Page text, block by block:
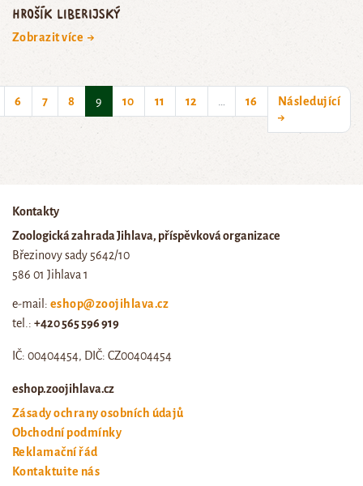
hrošík liberijský
Zobrazit více →
6 7 8 9(current)
10 11 12 16
Následující
→
Kontakty
Zoologická zahrada Jihlava, příspěvková organizace
Březinovy sady 5642/10
586 01 Jihlava 1
e-mail: eshop@zoojihlava.cz
tel.: +420 565 596 919
IČ: 00404454, DIČ: CZ00404454
eshop.zoojihlava.cz
Zásady ochrany osobních údajů
Obchodní podmínky
Reklamační řád
Kontaktujte nás